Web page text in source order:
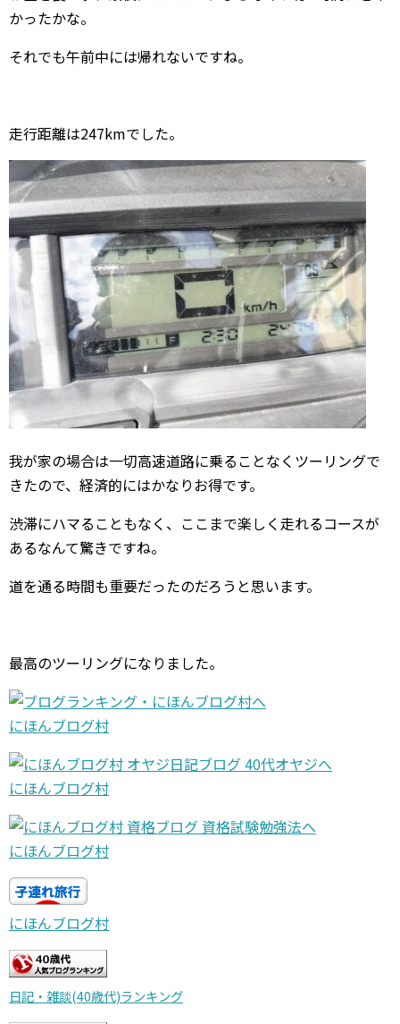
かったかな。
それでも午前中には帰れないですね。
走行距離は247kmでした。
我が家の場合は一切高速道路に乗ることなくツーリングで
きたので、経済的にはかなりお得です。
渋滞にハマることもなく、ここまで楽しく走れるコースが
あるなんて驚きですね。
道を通る時間も重要だったのだろうと思います。
最高のツーリングになりました。
にほんブログ村
にほんブログ村
にほんブログ村
にほんブログ村
日記・雑談(40歳代)ランキング